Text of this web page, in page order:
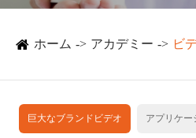
ホーム アカデミー ビ
巨大なブランドビデオ アプリケー